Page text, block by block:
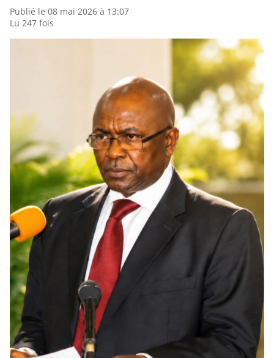
Publié le 08 mai 2026 à 13:07
Lu 247 fois